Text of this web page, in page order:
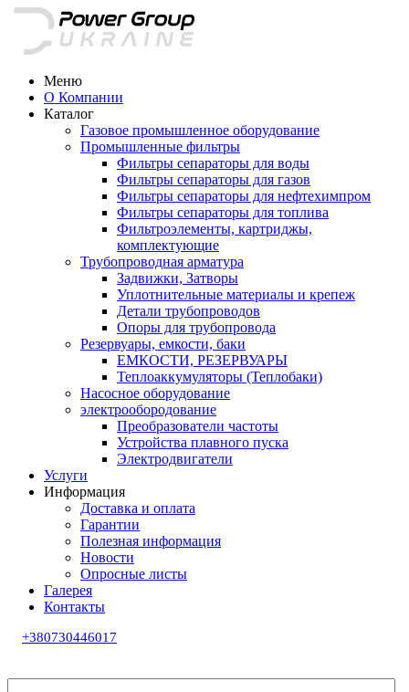
Меню
О Компании
Каталог
Газовое промышленное оборудование
Промышленные фильтры
Фильтры сепараторы для воды
Фильтры сепараторы для газов
Фильтры сепараторы для нефтехимпром
Фильтры сепараторы для топлива
Фильтроэлементы, картриджы,
комплектующие
Трубопроводная арматура
Задвижки, Затворы
Уплотнительные материалы и крепеж
Детали трубопроводов
Опоры для трубопровода
Резервуары, емкости, баки
ЕМКОСТИ, РЕЗЕРВУАРЫ
Теплоаккумуляторы (Теплобаки)
Насосное оборудование
электрообородование
Преобразователи частоты
Устройства плавного пуска
Электродвигатели
Услуги
Информация
Доставка и оплата
Гарантии
Полезная информация
Новости
Опросные листы
Галерея
Контакты
+380730446017